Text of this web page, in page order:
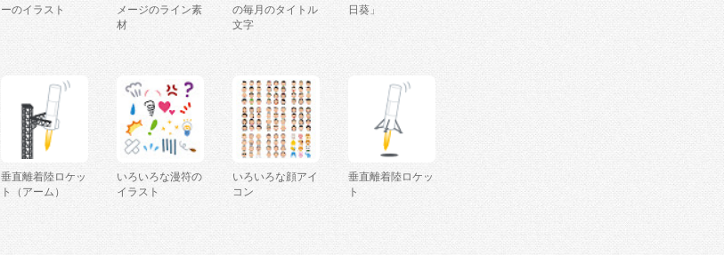
ーのイラスト
メージのライン素
材
の毎月のタイトル
文字
日葵」
垂直離着陸ロケッ
ト（アーム）
いろいろな漫符の
イラスト
いろいろな顔アイ
コン
垂直離着陸ロケッ
ト